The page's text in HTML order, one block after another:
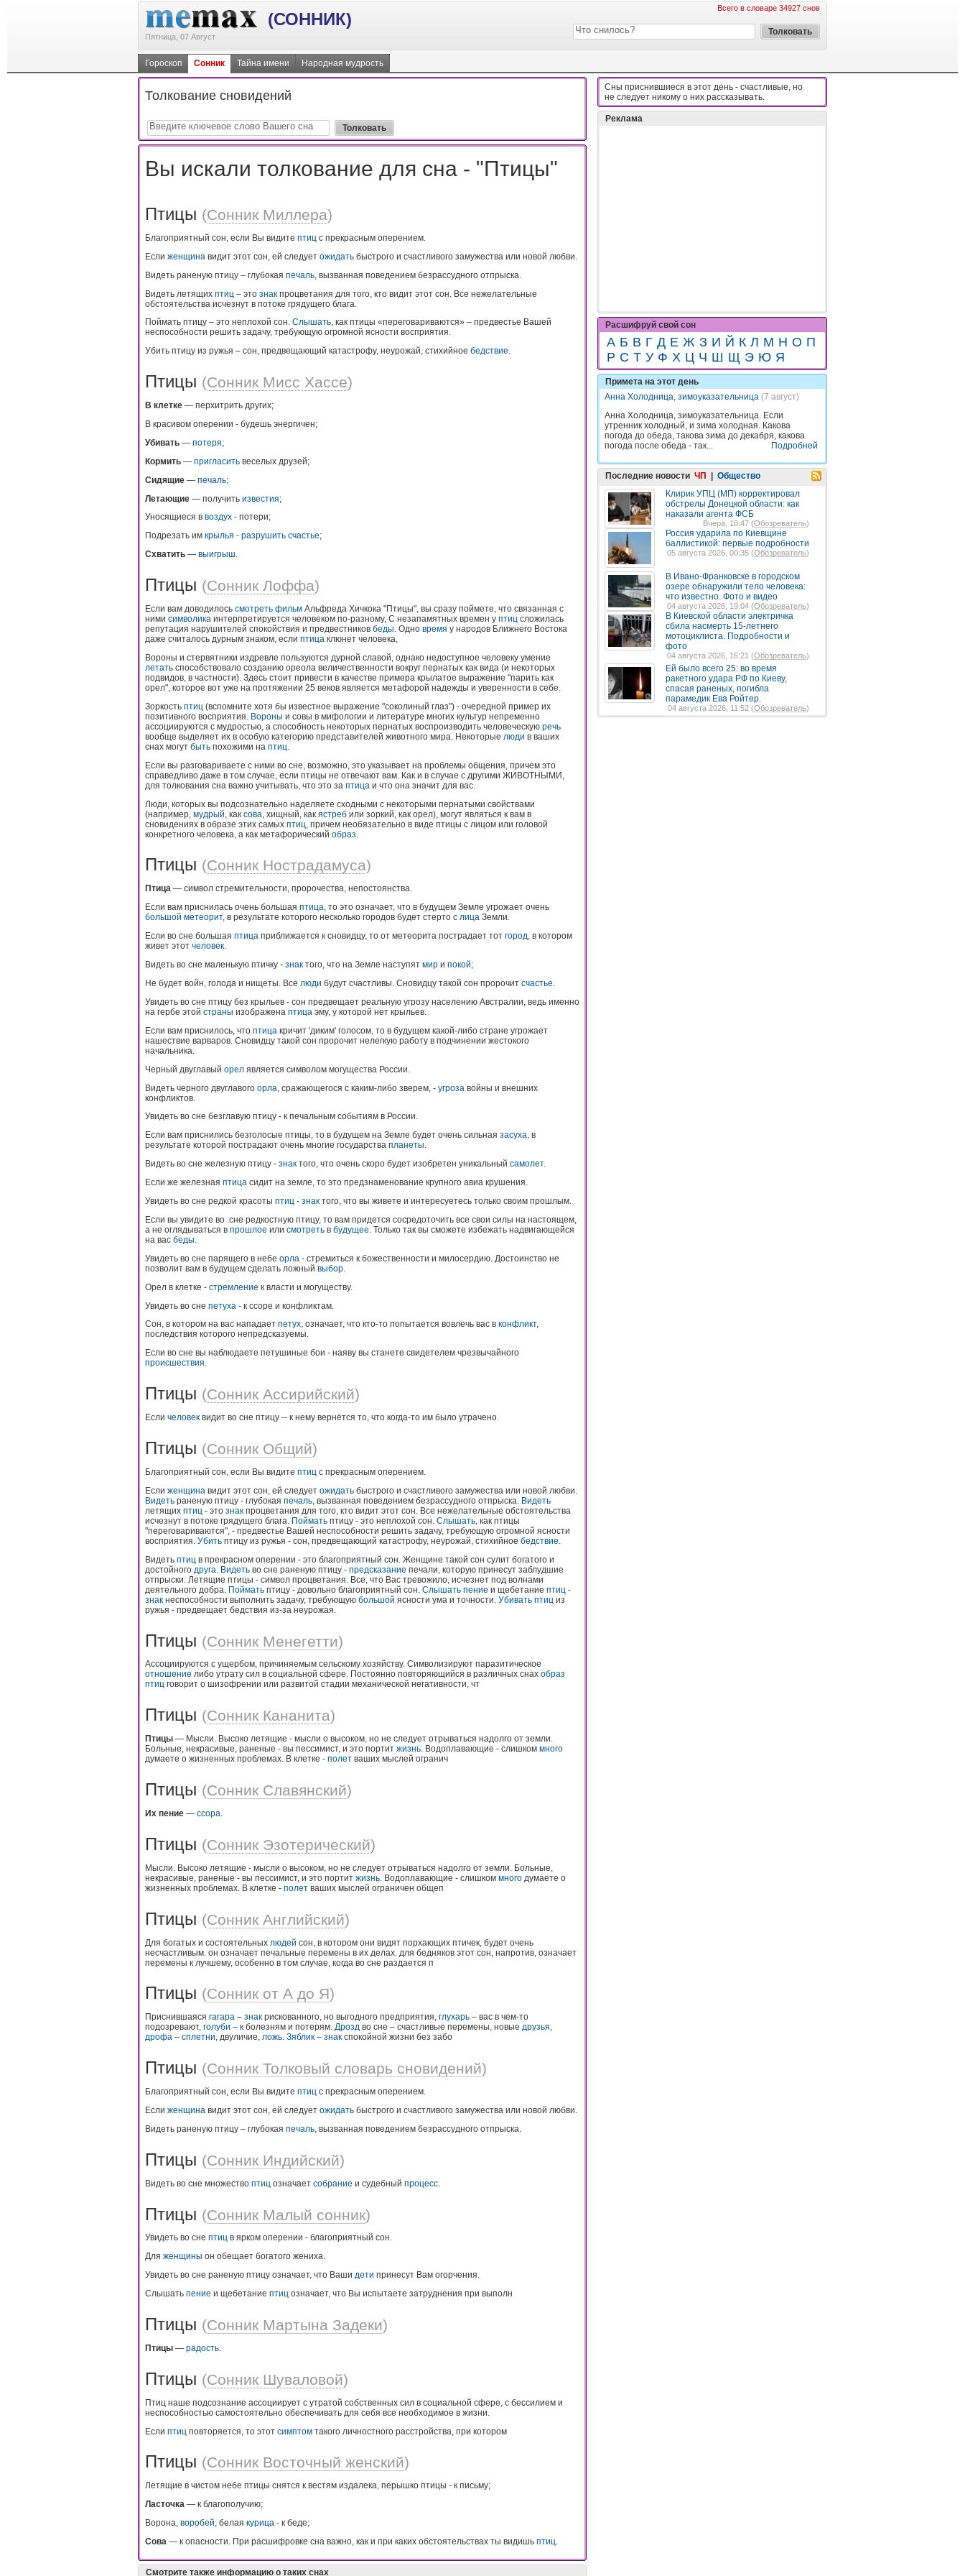
(СОННИК)
Пятница, 07 Август
Всего в словаре 34927 снов
Гороскоп Сонник Тайна имени Народная мудрость
Толкование сновидений
Вы искали толкование для сна - "Птицы"
Птицы (Сонник Миллера)
Благоприятный сон, если Вы видите птиц с прекрасным оперением.
Если женщина видит этот сон, ей следует ожидать быстрого и счастливого замужества или новой любви.
Видеть раненую птицу – глубокая печаль , вызванная поведением безрассудного отпрыска.
Видеть летящих птиц – это знак процветания для того, кто видит этот сон. Все нежелательные
обстоятельства исчезнут в потоке грядущего блага.
Поймать птицу – это неплохой сон. Слышать, как птицы «переговариваются» – предвестье Вашей
неспособности решить задачу, требующую огромной ясности восприятия.
Убить птицу из ружья – сон, предвещающий катастрофу, неурожай, стихийное бедствие.
Птицы (Сонник Мисс Хассе)
В клетке — перхитрить других;
В красивом оперении - будешь энергичен;
Убивать — потеря;
Кормить — пригласить веселых друзей;
Сидящие — печаль;
Летающие — получить известия;
Уносящиеся в воздух - потери;
Подрезать им крылья - разрушить счастье;
Схватить — выигрыш.
Птицы (Сонник Лоффа)
Если вам доводилось смотреть фильм Альфреда Хичкока "Птицы", вы сразу поймете, что связанная с
ними символика интерпретируется человеком по-разному, С незапамятных времен у птиц сложилась
репутация нарушителей спокойствия и предвестников беды. Одно время у народов Ближнего Востока
даже считалось дурным знаком, если птица клюнет человека,
Вороны и стервятники издревле пользуются дурной славой, однако недоступное человеку умение
летать способствовало созданию ореола величественности вокруг пернатых как вида (и некоторых
подвидов, в частности). Здесь стоит привести в качестве примера крылатое выражение "парить как
орел", которое вот уже на протяжении 25 веков является метафорой надежды и уверенности в себе.
Зоркость птиц (вспомните хотя бы известное выражение "соколиный глаз") - очередной пример их
позитивного восприятия. Вороны и совы в мифологии и литературе многих культур непременно
ассоциируются с мудростью, а способность некоторых пернатых воспроизводить человеческую речь
вообще выделяет их в особую категорию представителей животного мира. Некоторые люди в ваших
снах могут быть похожими на птиц.
Если вы разговариваете с ними во сне, возможно, это указывает на проблемы общения, причем это
справедливо даже в том случае, если птицы не отвечают вам. Как и в случае с другими ЖИВОТНЫМИ,
для толкования сна важно учитывать, что это за птица и что она значит для вас.
Люди, которых вы подсознательно наделяете сходными с некоторыми пернатыми свойствами
(например, мудрый , как сова , хищный, как ястреб или зоркий, как орел), могут являться к вам в
сновидениях в образе этих самых птиц , причем необязательно в виде птицы с лицом или головой
конкретного человека, а как метафорический образ
Птицы (Сонник Нострадамуса)
Птица — символ стремительности, пророчества, непостоянства.
Если вам приснилась очень большая птица, то это означает, что в будущем Земле угрожает очень
большой метеорит, в результате которого несколько городов будет стерто с лица Земли.
Если во сне большая птица приближается к сновидцу, то от метеорита пострадает тот город, в котором
живет этот человек.
Видеть во сне маленькую птичку - знак того, что на Земле наступят мир и покой;
Не будет войн, голода и нищеты. Все люди будут счастливы. Сновидцу такой сон пророчит счастье.
Увидеть во сне птицу без крыльев - сон предвещает реальную угрозу населению Австралии, ведь именно
на гербе этой страны изображена птица эму, у которой нет крыльев.
Если вам приснилось, что птица кричит 'диким' голосом, то в будущем какой-либо стране угрожает
нашествие варваров. Сновидцу такой сон пророчит нелегкую работу в подчинении жестокого
начальника.
Черный двуглавый орел является символом могущества России.
Видеть черного двуглавого орла , сражающегося с каким-либо зверем, - угроза войны и внешних
конфликтов.
Увидеть во сне безглавую птицу - к печальным событиям в России.
Если вам приснились безголосые птицы, то в будущем на Земле будет очень сильная засуха, в
результате которой пострадают очень многие государства планеты.
Видеть во сне железную птицу - знак того, что очень скоро будет изобретен уникальный самолет.
Если же железная птица сидит на земле, то это предзнаменование крупного авиа крушения.
Увидеть во сне редкой красоты птиц - знак того, что вы живете и интересуетесь только своим прошлым.
Если вы увидите во .сне редкостную птицу, то вам придется сосредоточить все свои силы на настоящем,
а не оглядываться в прошлое или смотреть в будущее. Только так вы сможете избежать надвигающейся
на вас беды.
Увидеть во сне парящего в небе орла - стремиться к божественности и милосердию. Достоинство не
позволит вам в будущем сделать ложный выбор
Орел в клетке - стремление к власти и могуществу.
Увидеть во сне петуха - к ссоре и конфликтам.
Сон, в котором на вас нападает петух, означает, что кто-то попытается вовлечь вас в конфликт,
последствия которого непредсказуемы.
Если во сне вы наблюдаете петушиные бои - наяву вы станете свидетелем чрезвычайного
происшествия.
Птицы (Сонник Ассирийский)
Если человек видит во сне птицу -- к нему вернётся то, что когда-то им было утрачено.
Птицы (Сонник Общий)
Благоприятный сон, если Вы видите птиц с прекрасным оперением.
Если женщина видит этот сон, ей следует ожидать быстрого и счастливого замужества или новой любви.
Видеть раненую птицу - глубокая печаль , вызванная поведением безрассудного отпрыска. Видеть
летящих птиц - это знак процветания для того, кто видит этот сон. Все нежелательные обстоятельства
исчезнут в потоке грядущего блага. Поймать птицу - это неплохой сон. Слышать , как птицы
"переговариваются", - предвестье Вашей неспособности решить задачу, требующую огромной ясности
восприятия. Убить птицу из ружья - сон, предвещающий катастрофу, неурожай, стихийное бедствие
Видеть птиц в прекрасном оперении - это благоприятный сон. Женщине такой сон сулит богатого и
достойного друга Видеть во сне раненую птицу - предсказание печали, которую принесут заблудшие
отпрыски. Летящие птицы - символ процветания. Все, что Вас тревожило, исчезнет под волнами
деятельного добра. Поймать птицу - довольно благоприятный сон. Слышать пение и щебетание птиц -
знак неспособности выполнить задачу, требующую большой ясности ума и точности. Убивать птиц из
ружья - предвещает бедствия из-за неурожая.
Птицы (Сонник Менегетти)
Ассоциируются с ущербом, причиняемым сельскому хозяйству. Символизируют паразитическое
отношение либо утрату сил в социальной сфере. Постоянно повторяющийся в различных снах образ
птиц говорит о шизофрении или развитой стадии механической негативности, чт
Птицы (Сонник Кананита)
Птицы — Мысли. Высоко летящие - мысли о высоком, но не следует отрываться надолго от земли.
Больные, некрасивые, раненые - вы пессимист, и это портит жизнь. Водоплавающие - слишком много
думаете о жизненных проблемах. В клетке - полет ваших мыслей огранич
Птицы (Сонник Славянский)
Их пение — ссора.
Птицы (Сонник Эзотерический)
Мысли. Высоко летящие - мысли о высоком, но не следует отрываться надолго от земли. Больные,
некрасивые, раненые - вы пессимист, и это портит жизнь . Водоплавающие - слишком много думаете о
жизненных проблемах. В клетке - полет ваших мыслей ограничен общеп
Птицы (Сонник Английский)
Для богатых и состоятельных людей сон, в котором они видят порхающих птичек, будет очень
несчастливым. он означает печальные перемены в их делах. для бедняков этот сон, напротив, означает
перемены к лучшему, особенно в том случае, когда во сне раздается п
Птицы (Сонник от А до Я)
Приснившаяся гагара – знак рискованного, но выгодного предприятия, глухарь – вас в чем-то
подозревают, голуби – к болезням и потерям. Дрозд во сне – счастливые перемены, новые друзья,
дрофа – сплетни, двуличие, ложь. Зяблик – знак спокойной жизни без забо
Птицы (Сонник Толковый словарь сновидений)
Благоприятный сон, если Вы видите птиц с прекрасным оперением.
Если женщина видит этот сон, ей следует ожидать быстрого и счастливого замужества или новой любви.
Видеть раненую птицу – глубокая печаль, вызванная поведением безрассудного отпрыска.
Птицы (Сонник Индийский)
Видеть во сне множество птиц означает собрание и судебный процесс
Птицы (Сонник Малый сонник)
Увидеть во сне птиц в ярком оперении - благоприятный сон.
Для женщины он обещает богатого жениха.
Увидеть во сне раненую птицу означает, что Ваши дети принесут Вам огорчения.
Слышать пение и щебетание птиц означает, что Вы испытаете затруднения при выполн
Птицы (Сонник Мартына Задеки)
Птицы — радость.
Птицы (Сонник Шуваловой)
Птиц наше подсознание ассоциирует с утратой собственных сил в социальной сфере, с бессилием и
неспособностью самостоятельно обеспечивать для себя все необходимое в жизни.
Если птиц повторяется, то этот симптом такого личностного расстройства, при котором
Птицы (Сонник Восточный женский)
Летящие в чистом небе птицы снятся к вестям издалека, перышко птицы - к письму;
Ласточка — к благополучию;
Ворона, воробей, белая курица - к беде;
Сова — к опасности. При расшифровке сна важно, как и при каких обстоятельствах ты видишь птиц.
Смотрите также информацию о таких снах
Сны приснившиеся в этот день - cчacтливыe, нo
нe cлeдyeт никoмy o ниx paccкaзывaть.
Реклама
Расшифруй свой сон
А Б В Г Д Е Ж З И Й К Л М Н О П
Р С Т У Ф Х Ц Ч Ш Щ Э Ю Я
Примета на этот день
Анна Холодница, зимоуказательница (7 август)
Анна Холодница, зимоуказательница. Если
утренник холодный, и зима холодная. Какова
погода до обеда, такова зима до декабря, какова
погода после обеда - так...
Подробней
Последние новости ЧП | Общество
Клирик УПЦ (МП) корректировал
обстрелы Донецкой области: как
наказали агента ФСБ
Вчера, 18:47 (Обозреватель)
Россия ударила по Киевщине
баллистикой: первые подробности
05 августа 2026, 00:35 (Обозреватель)
В Ивано-Франковске в городском
озере обнаружили тело человека:
что известно. Фото и видео
04 августа 2026, 19:04 (Обозреватель)
В Киевской области электричка
сбила насмерть 15-летнего
мотоциклиста. Подробности и
фото
04 августа 2026, 16:21 (Обозреватель)
Ей было всего 25: во время
ракетного удара РФ по Киеву,
спасая раненых, погибла
парамедик Ева Ройтер.
04 августа 2026, 11:52 (Обозреватель)